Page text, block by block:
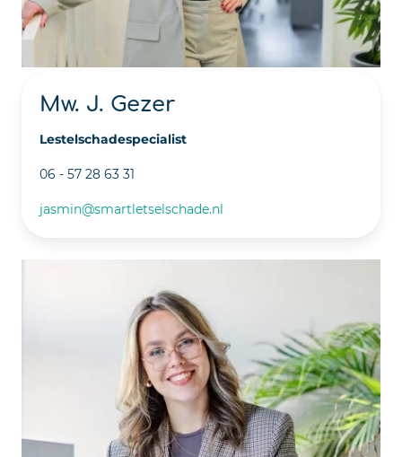
Mw. J. Gezer
Lestelschadespecialist
06 - 57 28 63 31
jasmin@smartletselschade.nl